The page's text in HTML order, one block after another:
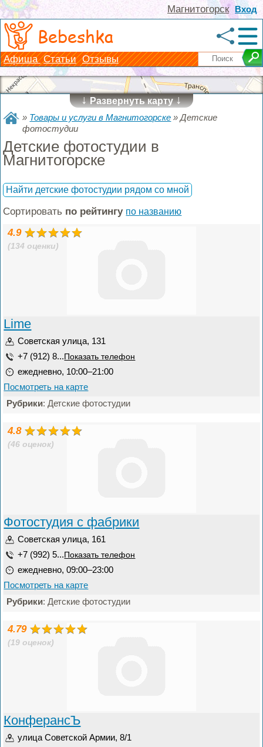
Вход
Магнитогорск
Bebeshka
Афиша Статьи Отзывы
↓Развернуть карту↓
» Товары и услуги в Магнитогорске »Детские
фотостудии
Детские фотостудии в
Магнитогорске
Найти детские фотостудии рядом со мной
Сортировать по рейтингу по названию
4.9
(134 оценки)
Lime
Советская улица, 131
+7 (912) 8... Показать телефон
ежедневно, 10:00–21:00
Посмотреть на карте
Рубрики: Детские фотостудии
4.8
(46 оценок)
Фотостудия с фабрики
Советская улица, 161
+7 (992) 5... Показать телефон
ежедневно, 09:00–23:00
Посмотреть на карте
Рубрики: Детские фотостудии
4.79
(19 оценок)
КонферансЪ
улица Советской Армии, 8/1